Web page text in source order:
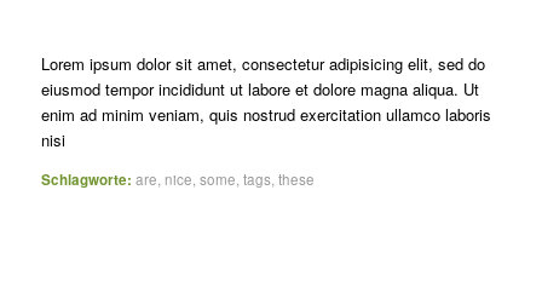
Lorem ipsum dolor sit amet, consectetur adipisicing elit, sed do
eiusmod tempor incididunt ut labore et dolore magna aliqua. Ut
enim ad minim veniam, quis nostrud exercitation ullamco laboris
nisi
Schlagworte: are, nice,some,tags,these